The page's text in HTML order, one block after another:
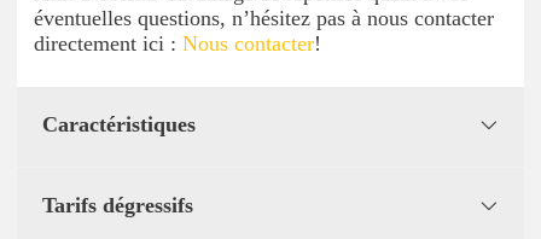
éventuelles questions, n’hésitez pas à nous contacter
directement ici : Nous contacter!
Caractéristiques
Tarifs dégressifs